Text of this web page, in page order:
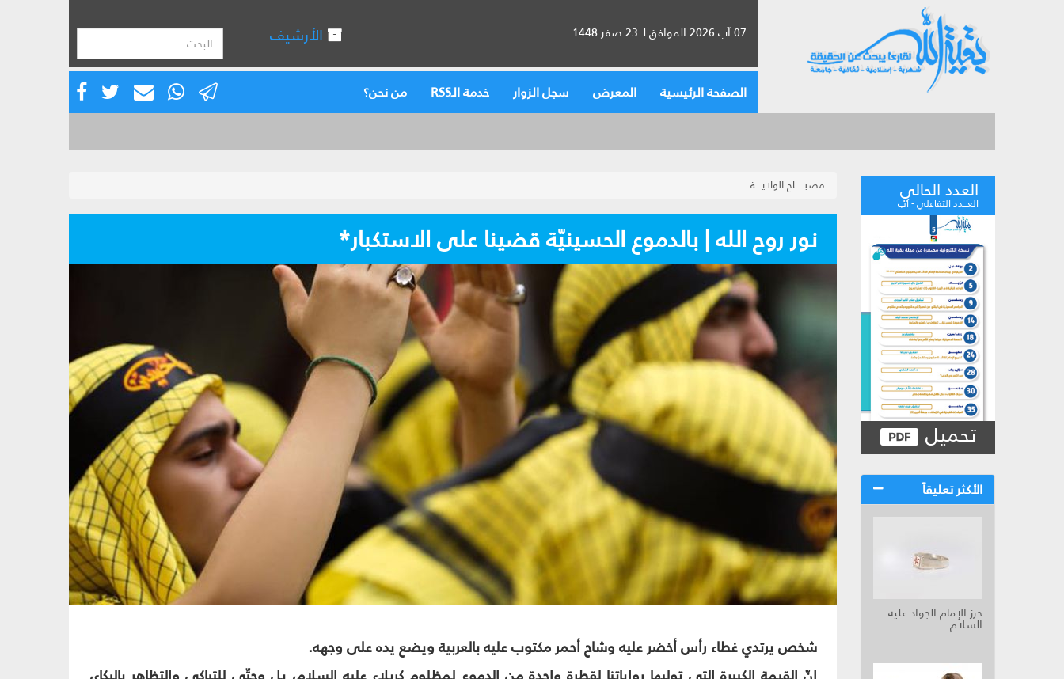
07 آب 2026 الموافق لـ 23 صفر 1448 الأرشيف
الصفحة الرئيسية المعرض سجل الزوار خدمة الـRSS من نحن؟
العدد الحالي
العـــدد التفاعلي - آب
تحميل
الأكثر تعليقاً
حرز الإمام الجواد عليه
السلام
مصبــــــاح الولايــــة
نور روح الله | بالدموع الحسينيّة قضينا على الاستكبار*
شخص يرتدي غطاء رأس أخضر عليه وشاح أحمر مكتوب عليه بالعربية ويضع يده على وجهه.